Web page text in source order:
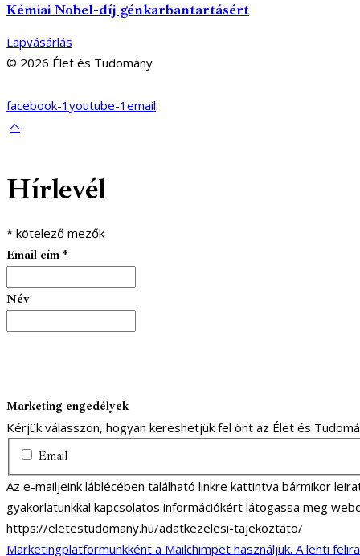
Kémiai Nobel-díj génkarbantartásért
Lapvásárlás
© 2026 Élet és Tudomány
facebook-1 youtube-1 email
Hírlevél
* kötelező mezők
Email cím *
Név
Marketing engedélyek
Kérjük válasszon, hogyan kereshetjük fel önt az Élet és
Email
Az e-mailjeink láblécében található linkre kattintva bármikor
gyakorlatunkkal kapcsolatos információkért látogassa meg
https://eletestudomany.hu/adatkezelesi-tajekoztato/
Marketingplatformunkként a Mailchimpet használjuk. A lenti